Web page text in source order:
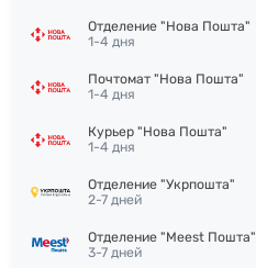
Отделение "Нова Пошта"
1-4 дня
Почтомат "Нова Пошта"
1-4 дня
Курьер "Нова Пошта"
1-4 дня
Отделение "Укрпошта"
2-7 дней
Отделение "Meest Пошта"
3-7 дней